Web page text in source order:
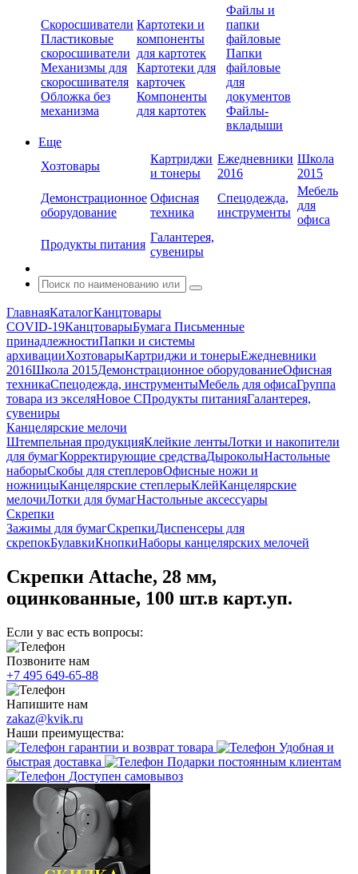
Скоросшиватели
Пластиковые
скоросшиватели
Механизмы для
скоросшивателя
Обложка без
механизма
Картотеки и
компоненты
для картотек
Картотеки для
карточек
Компоненты
для картотек
Файлы и
папки
файловые
Папки
файловые
для
документов
Файлы-
вкладыши
Еще
Хозтовары
Картриджи
и тонеры
Ежедневники
2016
Школа
2015
Демонстрационное
оборудование
Офисная
техника
Спецодежда,
инструменты
Мебель
для
офиса
Продукты питания
Галантерея,
сувениры
ГлавнаяКаталогКанцтовары
COVID-19КанцтоварыБумага Письменные
принадлежностиПапки и системы
архивацииХозтоварыКартриджи и тонерыЕжедневники
2016Школа 2015Демонстрационное оборудованиеОфисная
техникаСпецодежда, инструментыМебель для офисаГруппа
товара из экселяНовое СПродукты питанияГалантерея,
сувениры
Канцелярские мелочи
Штемпельная продукцияКлейкие лентыЛотки и накопители
для бумагКорректирующие средстваДыроколыНастольные
наборыСкобы для степлеровОфисные ножи и
ножницыКанцелярские степлерыКлейКанцелярские
мелочиЛотки для бумагНастольные аксессуары
Скрепки
Зажимы для бумагСкрепкиДиспенсеры для
скрепокБулавкиКнопкиНаборы канцелярских мелочей
Скрепки Attache, 28 мм,
оцинкованные, 100 шт.в карт.уп.
Если у вас есть вопросы:
Позвоните нам
+7 495 649-65-88
Напишите нам
zakaz@kvik.ru
Наши преимущества:
гарантии и возврат товара
Удобная и
быстрая доставка
Подарки постоянным клиентам
Доступен самовывоз